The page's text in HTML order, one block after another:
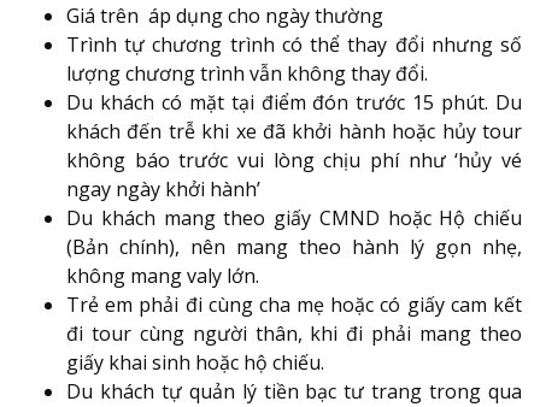
Giá trên áp dụng cho ngày thường
Trình tự chương trình có thể thay đổi nhưng số
lượng chương trình vẫn không thay đổi.
Du khách có mặt tại điểm đón trước 15 phút. Du
khách đến trễ khi xe đã khởi hành hoặc hủy tour
không báo trước vui lòng chịu phí như ‘hủy vé
ngay ngày khởi hành’
Du khách mang theo giấy CMND hoặc Hộ chiếu
(Bản chính), nên mang theo hành lý gọn nhẹ,
không mang valy lớn.
Trẻ em phải đi cùng cha mẹ hoặc có giấy cam kết
đi tour cùng người thân, khi đi phải mang theo
giấy khai sinh hoặc hộ chiếu.
Du khách tự quản lý tiền bạc tư trang trong qua